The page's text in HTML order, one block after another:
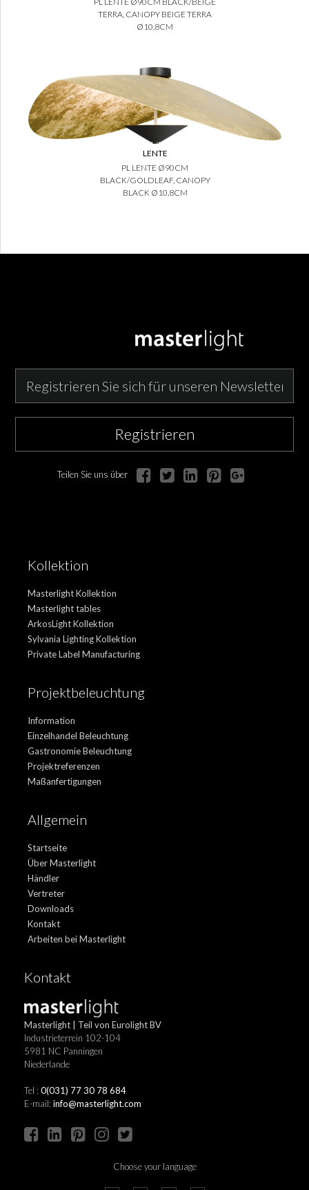
TERRA, CANOPY BEIGE TERRA
Ø10,8CM
LENTE
PL LENTE Ø90CM
BLACK/GOLDLEAF, CANOPY
BLACK Ø10,8CM
Registrieren
Teilen Sie uns über
Kollektion
Masterlight Kollektion
Masterlight tables
ArkosLight Kollektion
Sylvania Lighting Kollektion
Private Label Manufacturing
Projektbeleuchtung
Information
Einzelhandel Beleuchtung
Gastronomie Beleuchtung
Projektreferenzen
Maßanfertigungen
Allgemein
Startseite
Über Masterlight
Händler
Vertreter
Downloads
Kontakt
Arbeiten bei Masterlight
Kontakt
Masterlight | Teil von Eurolight BV
Industrieterrein 102-104
5981 NC Panningen
Niederlande
Tel : 0(031) 77 30 78 684
E-mail: info@masterlight.com
Choose your language